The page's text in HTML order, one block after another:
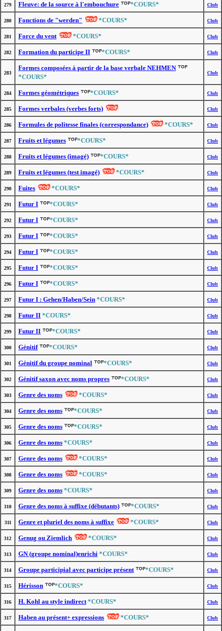
279 Fleuve: de la source à l'embouchure *COURS* Club
280 Fonctions de "werden" *COURS* Club
281 Force du vent *COURS* Club
282 Formation du participe II *COURS* Club
283
Formes composées à partir de la base verbale NEHMEN
*COURS*
Club
284 Formes géométriques *COURS* Club
285 Formes verbales (verbes forts) Club
286 Formules de politesse finales (correspondance) *COURS* Club
287 Fruits et légumes *COURS* Club
288 Fruits et légumes (imagé) *COURS* Club
289 Fruits et légumes (test imagé) *COURS* Club
290 Fuites *COURS* Club
291 Futur I *COURS* Club
292 Futur I *COURS* Club
293 Futur I *COURS* Club
294 Futur I *COURS* Club
295 Futur I *COURS* Club
296 Futur I *COURS* Club
297 Futur I : Gehen/Haben/Sein *COURS* Club
298 Futur II *COURS* Club
299 Futur II *COURS* Club
300 Génitif *COURS* Club
301 Génitif du groupe nominal *COURS* Club
302 Génitif saxon avec noms propres *COURS* Club
303 Genre des noms *COURS* Club
304 Genre des noms *COURS* Club
305 Genre des noms *COURS* Club
306 Genre des noms *COURS* Club
307 Genre des noms *COURS* Club
308 Genre des noms *COURS* Club
309 Genre des noms *COURS* Club
310 Genre des noms à suffixe (débutants) *COURS* Club
311 Genre et pluriel des noms à suffixe *COURS* Club
312 Genug ou Ziemlich *COURS* Club
313 GN (groupe nominal)enrichi *COURS* Club
314 Groupe participial avec participe présent *COURS* Club
315 Hérisson *COURS* Club
316 H. Kohl au style indirect *COURS* Club
317 Haben au présent+ expressions *COURS* Club